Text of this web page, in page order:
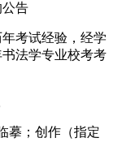
告
考试经验，经学
法学专业校考考
摹；创作（指定